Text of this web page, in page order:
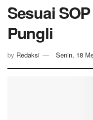
Sesuai
Pungli
by Redaksi Senin, 18